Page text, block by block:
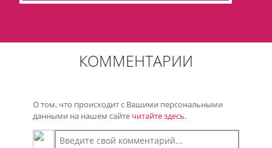
КОММЕНТАРИИ
О том, что происходит с Вашими персональными
данными на нашем сайте читайте здесь.